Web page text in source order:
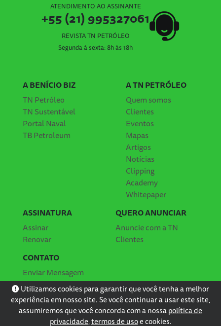
ATENDIMENTO AO ASSINANTE
+55 (21) 995327061
REVISTA TN PETRÓLEO
Segunda à sexta: 8h às 18h
A BENÍCIO BIZ
TN Petróleo
TN Sustentável
Portal Naval
TB Petroleum
A TN PETRÓLEO
Quem somos
Clientes
Eventos
Mapas
Artigos
Notícias
Clipping
Academy
Whitepaper
ASSINATURA
Assinar
Renovar
QUERO ANUNCIAR
Anuncie com a TN
Clientes
CONTATO
Enviar Mensagem
Localização
Utilizamos cookies para garantir que você tenha a melhor
experiência em nosso site. Se você continuar a usar este site,
assumiremos que você concorda com a nossapolítica de
privacidade,termos de usoe cookies.